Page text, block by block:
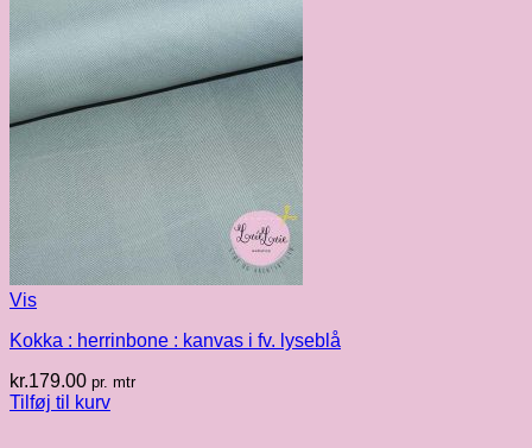
Vis
Kokka : herrinbone : kanvas i fv. lyseblå
kr.179.00 pr. mtr
Tilføj til kurv